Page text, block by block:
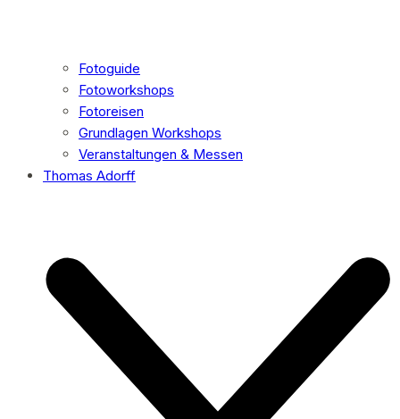
Fotoguide
Fotoworkshops
Fotoreisen
Grundlagen Workshops
Veranstaltungen & Messen
Thomas Adorff